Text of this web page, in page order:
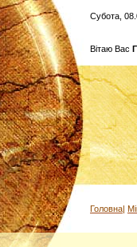
Субота,
Вітаю Вас
Головна|